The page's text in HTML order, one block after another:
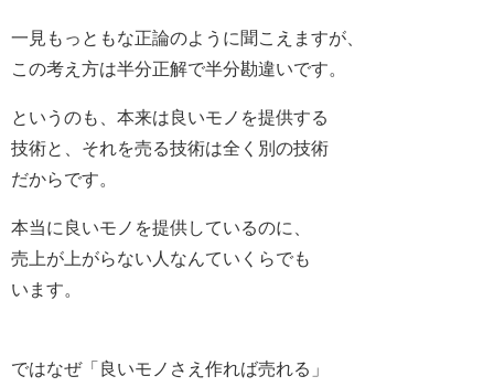
一見もっともな正論のように聞こえますが、
この考え方は半分正解で半分勘違いです。
というのも、本来は良いモノを提供する
技術と、それを売る技術は全く別の技術
だからです。
本当に良いモノを提供しているのに、
売上が上がらない人なんていくらでも
います。
ではなぜ「良いモノさえ作れば売れる」